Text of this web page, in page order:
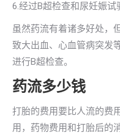
6.经过B超检查和尿妊娠试
虽然药流有着诸多好处，
致大出血、心血管病突发
进行B超检查。
药流多少钱
打胎的费用要比人流的费
用，药物费用和打胎后的